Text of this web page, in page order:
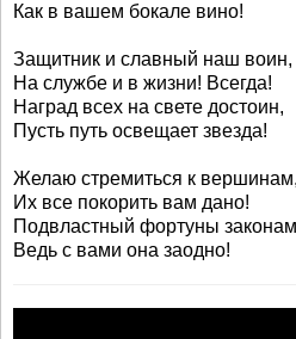
Как в вашем бокале вино!
Защитник и славный наш воин,
На службе и в жизни! Всегда!
Наград всех на свете достоин,
Пусть путь освещает звезда!
Желаю стремиться к вершинам,
Их все покорить вам дано!
Подвластный фортуны
Ведь с вами она заодно!